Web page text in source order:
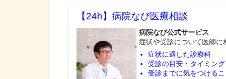
【24h】 病院なび医療相談
病院なび公式サービス
症状や受診について医師に
症状に適した診療科
受診の目安・タイミング
受診までに気をつけるこ